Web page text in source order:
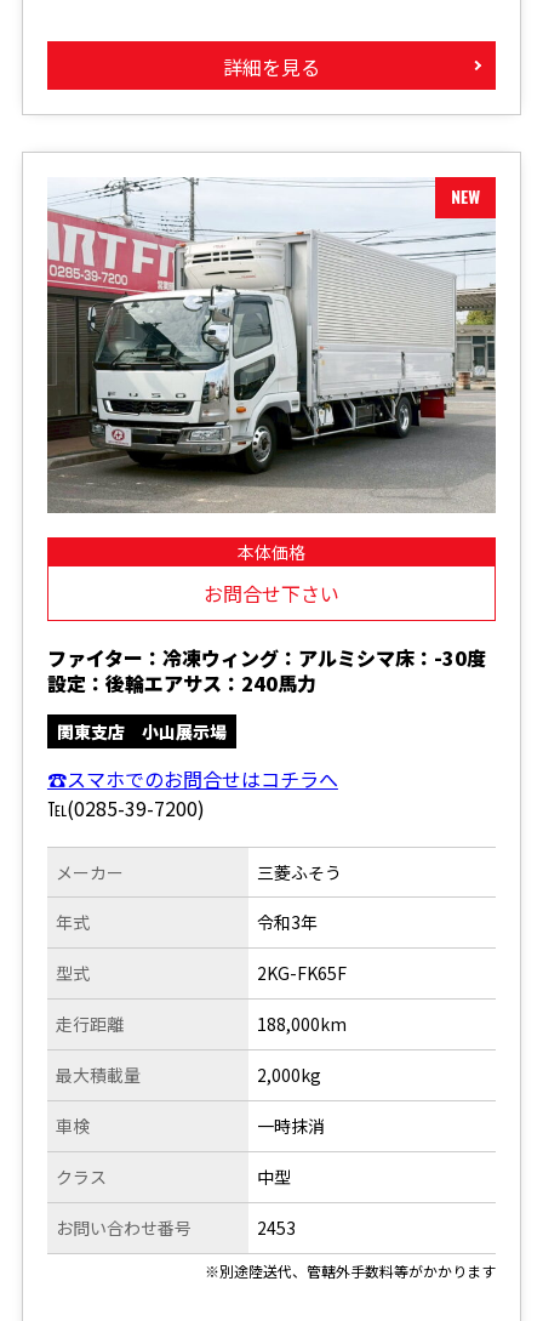
詳細を見る
本体価格
お問合せ下さい
ファイター：冷凍ウィング：アルミシマ床：-30度
設定：後輪エアサス：240馬力
関東支店 小山展示場
☎スマホでのお問合せはコチラへ
℡(0285-39-7200)
メーカー
年式
型式
走行距離
三菱ふそう
令和3年
2KG-FK65F
188,000km
最大積載量
車検
クラス
お問い合わせ番号
2,000kg
一時抹消
中型
2453
※別途陸送代、管轄外手数料等がかかります